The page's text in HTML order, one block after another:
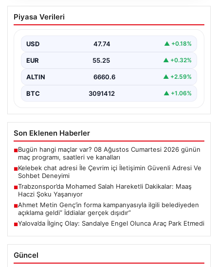
Kelebek chat adresi İle Çevrim içi
İletişimin Güvenli Adresi Ve Sohbet
Sanal çağında bireylerin seviyeli bir tarzda bağlantı
Piyasa Verileri
USD 47.74 ▲ +0.18%
EUR 55.25 ▲ +0.32%
ALTIN 6660.6 ▲ +2.59%
BTC 3091412 ▲ +1.06%
Son Eklenen Haberler
■Bugün hangi maçlar var? 08 Ağustos Cumartesi 2026 günün
maç programı, saatleri ve kanalları
■Kelebek chat adresi İle Çevrim içi İletişimin Güvenli Adresi Ve
Sohbet Deneyimi
■Trabzonspor’da Mohamed Salah Hareketli Dakikalar: Maaş
Haczi Şoku Yaşanıyor
■Ahmet Metin Genç’in forma kampanyasıyla ilgili belediyeden
açıklama geldi” İddialar gerçek dışıdır”
■Yalova’da İlginç Olay: Sandalye Engel Olunca Araç Park Etmedi
Güncel